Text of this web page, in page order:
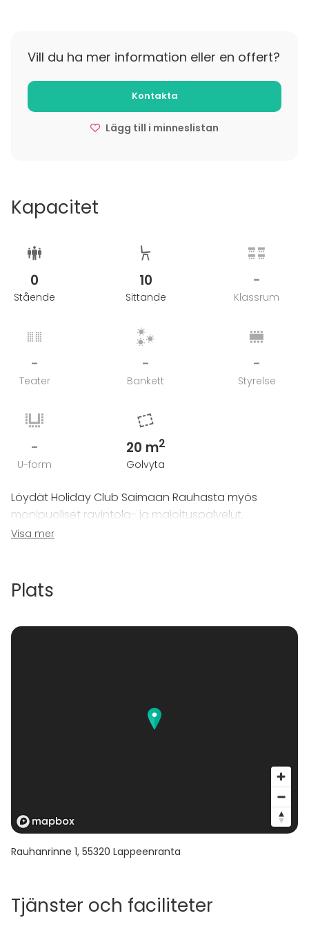
Haasta myös porukkasi leikkimieliseen kisailuun
keilaviihdekeskuksessa.
Vill du ha mer information eller en offert?
Kontakta
Lägg till i minneslistan
Kapacitet
0
Stående
10
Sittande
-
Klassrum
-
Teater
-
Bankett
-
Styrelse
-
U-form
20 m2
Golvyta
Löydät Holiday Club Saimaan Rauhasta myös
monipuoliset ravintola- ja majoituspalvelut.
Kylpylähotellin 229 tasokasta huonetta sijaitsevat
Hotellin yhteydestä Saimaan rannalta löydät myös
Visa mer
Plats
Rauhanrinne 1, 55320 Lappeenranta
Tjänster och faciliteter